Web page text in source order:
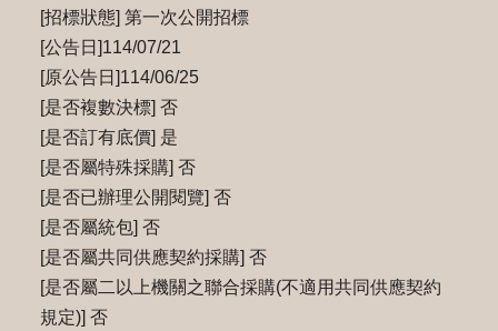
[招標狀態] 第一次公開招標
[公告日]114/07/21
[原公告日]114/06/25
[是否複數決標] 否
[是否訂有底價] 是
[是否屬特殊採購] 否
[是否已辦理公開閱覽] 否
[是否屬統包] 否
[是否屬共同供應契約採購] 否
[是否屬二以上機關之聯合採購(不適用共同供應契約
規定)] 否